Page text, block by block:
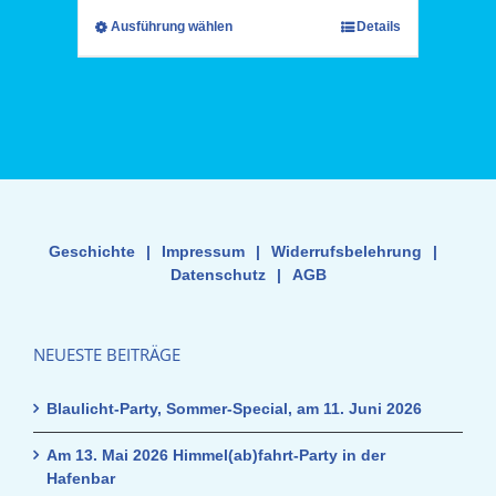
Ausführung wählen Details
Geschichte | Impressum | Widerrufsbelehrung
|
Datenschutz
| AGB
NEUESTE BEITRÄGE
Blaulicht-Party, Sommer-Special, am 11. Juni 2026
Am 13. Mai 2026 Himmel(ab)fahrt-Party in der
Hafenbar